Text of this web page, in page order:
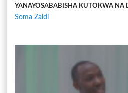
YANAYOSABABISHA KUTOKWA NA
Soma Zaidi